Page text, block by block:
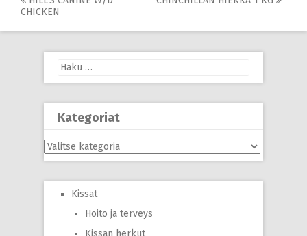
CHICKEN
Haku:
Kategoriat
Kategoriat
Kissat
Hoito ja terveys
Kissan herkut